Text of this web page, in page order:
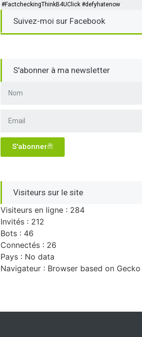
#FactcheckingThinkB4UClick #defyhatenow
Suivez-moi sur Facebook
S'abonner à ma newsletter
S'abonner
Visiteurs sur le site
Visiteurs en ligne : 284
Invités : 212
Bots : 46
Connectés : 26
Pays : No data
Navigateur : Browser based on Gecko